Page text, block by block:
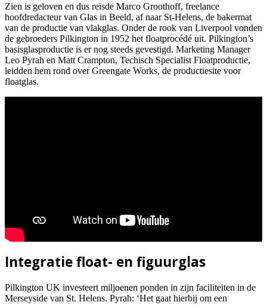
Zien is geloven en dus reisde Marco Groothoff, freelance
hoofdredacteur van Glas in Beeld, af naar St-Helens, de bakermat
van de productie van vlakglas. Onder de rook van Liverpool vonden
de gebroeders Pilkington in 1952 het floatprocédé uit. Pilkington’s
basisglasproductie is er nog steeds gevestigd. Marketing Manager
Leo Pyrah en Matt Crampton, Techisch Specialist Floatproductie,
leidden hem rond over Greengate Works, de productiesite voor
floatglas.
Integratie float- en figuurglas
Pilkington UK investeert miljoenen ponden in zijn faciliteiten in de
Merseyside van St. Helens. Pyrah: ‘Het gaat hierbij om een